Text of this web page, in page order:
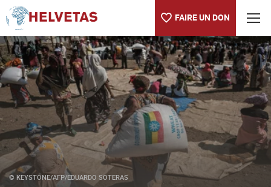
FAIRE UN DON
Table des matières
La crise alimentaire signifie le retour de la faim
© KEYSTONE/AFP/EDUARDO SOTERAS